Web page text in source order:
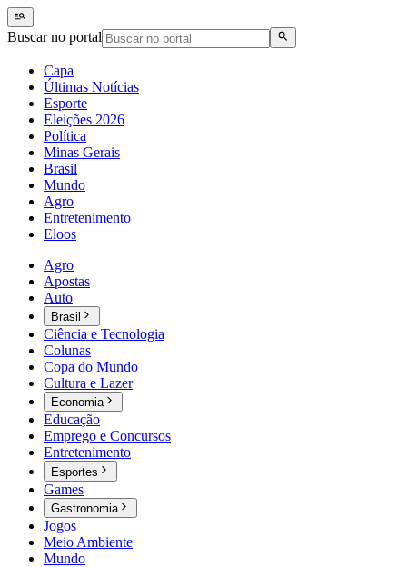
Buscar no portal
Capa
Últimas Notícias
Esporte
Eleições 2026
Política
Minas Gerais
Brasil
Mundo
Agro
Entretenimento
Eloos
Agro
Apostas
Auto
Brasil
Ciência e Tecnologia
Colunas
Copa do Mundo
Cultura e Lazer
Economia
Educação
Emprego e Concursos
Entretenimento
Esportes
Games
Gastronomia
Jogos
Meio Ambiente
Mundo